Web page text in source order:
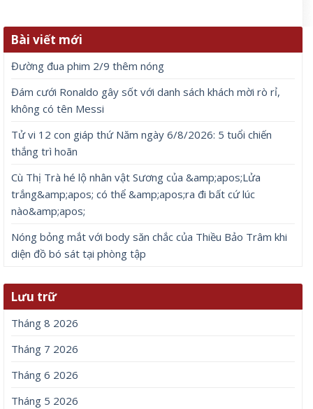
Bài viết mới
Đường đua phim 2/9 thêm nóng
Đám cưới Ronaldo gây sốt với danh sách khách mời rò rỉ,
không có tên Messi
Tử vi 12 con giáp thứ Năm ngày 6/8/2026: 5 tuổi chiến
thắng trì hoãn
Cù Thị Trà hé lộ nhân vật Sương của &amp;apos;Lửa
trắng&amp;apos; có thể &amp;apos;ra đi bất cứ lúc
nào&amp;apos;
Nóng bỏng mắt với body săn chắc của Thiều Bảo Trâm khi
diện đồ bó sát tại phòng tập
Lưu trữ
Tháng 8 2026
Tháng 7 2026
Tháng 6 2026
Tháng 5 2026